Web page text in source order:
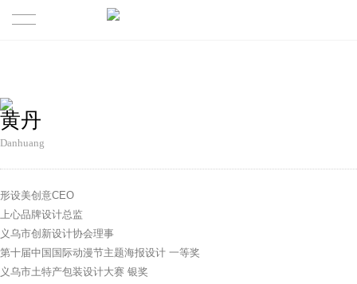
黄丹
Danhuang
形设美创意CEO
上心品牌设计总监
义乌市创新设计协会理事
第十届中国国际动漫节主题海报设计 一等奖
义乌市土特产包装设计大赛 银奖
关于
最新观点